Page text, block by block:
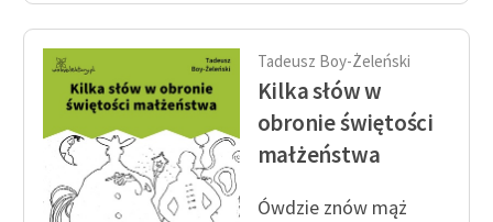
O nas
Kontakt
O projekcie
Zespół
Tadeusz Boy-Żeleński
Kilka słów w
obronie świętości
małżeństwa
Ówdzie znów mąż